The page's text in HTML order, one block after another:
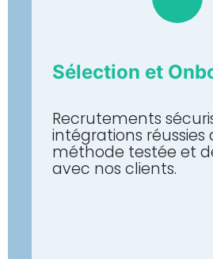
Sélection et
Recrutements
intégrations réussies
méthode testée et
avec nos clients.